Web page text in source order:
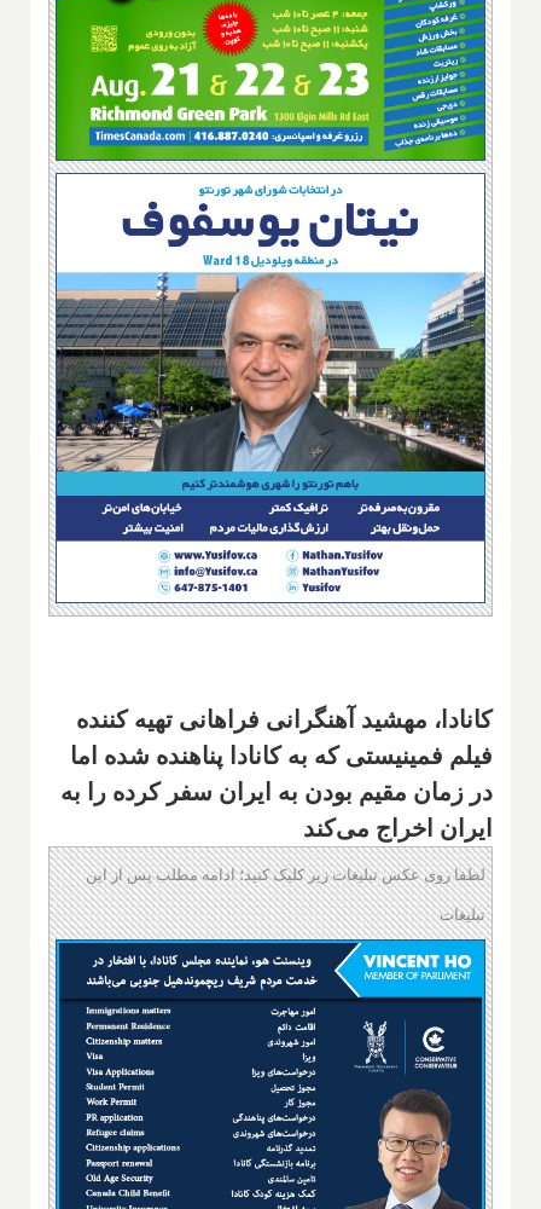
کانادا، مهشید آهنگرانی فراهانی تهیه کننده
فیلم فمینیستی که به کانادا پناهنده شده اما
در زمان مقیم بودن به ایران سفر کرده را به
ایران اخراج می‌کند
لطفا روی عکس تبلیغات زیر کلیک کنید؛ ادامه مطلب پس از این
تبلیغات